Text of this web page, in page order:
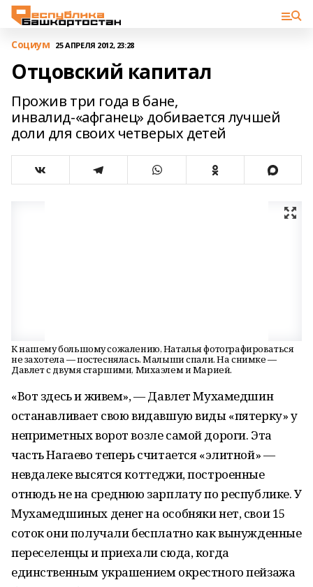
Cоциум 25 АПРЕЛЯ 2012, 23:28
Отцовский капитал
Прожив три года в бане,
инвалид-«афганец» добивается лучшей
доли для своих четверых детей
К нашему большому сожалению, Наталья фотографироваться
не захотела — постеснялась. Малыши спали. На снимке —
Давлет с двумя старшими, Михаэлем и Марией.
«Вот здесь и живем», — Давлет Мухамедшин
останавливает свою видавшую виды «пятерку» у
неприметных ворот возле самой дороги. Эта
часть Нагаево теперь считается «элитной» —
невдалеке высятся коттеджи, построенные
отнюдь не на среднюю зарплату по республике. У
Мухамедшиных денег на особняки нет, свои 15
соток они получали бесплатно как вынужденные
переселенцы и приехали сюда, когда
единственным украшением окрестного пейзажа